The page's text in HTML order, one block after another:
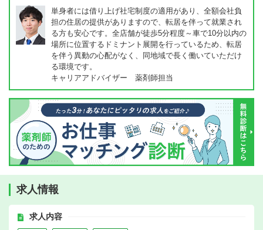
単身者には借り上げ社宅制度の適用があり、全額会社負
担の住居の提供がありますので、転居を伴って就業され
る方も安心です。全店舗が徒歩5分程度～車で10分以内の
場所に位置するドミナント展開を行っているため、転居
を伴う異動の心配がなく、同地域で長く働いていただけ
る環境です。
キャリアアドバイザー 薬剤師担当
求人情報
求人内容